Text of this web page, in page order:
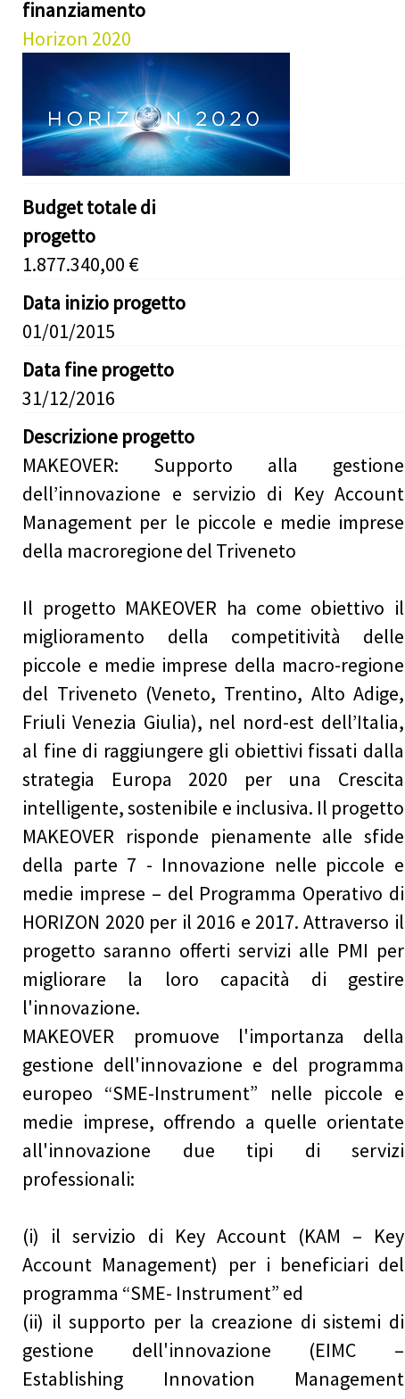
finanziamento
Horizon 2020
Budget totale di
progetto
1.877.340,00 €
Data inizio progetto
01/01/2015
Data fine progetto
31/12/2016
Descrizione progetto
MAKEOVER: Supporto alla gestione
dell’innovazione e servizio di Key Account
Management per le piccole e medie imprese
della macroregione del Triveneto
Il progetto MAKEOVER ha come obiettivo il
miglioramento della competitività delle
piccole e medie imprese della macro-regione
del Triveneto (Veneto, Trentino, Alto Adige,
Friuli Venezia Giulia), nel nord-est dell’Italia,
al fine di raggiungere gli obiettivi fissati dalla
strategia Europa 2020 per una Crescita
intelligente, sostenibile e inclusiva. Il progetto
MAKEOVER risponde pienamente alle sfide
della parte 7 - Innovazione nelle piccole e
medie imprese – del Programma Operativo di
HORIZON 2020 per il 2016 e 2017. Attraverso il
progetto saranno offerti servizi alle PMI per
migliorare la loro capacità di gestire
l'innovazione.
MAKEOVER promuove l'importanza della
gestione dell'innovazione e del programma
europeo “SME-Instrument” nelle piccole e
medie imprese, offrendo a quelle orientate
all'innovazione due tipi di servizi
professionali:
(i) il servizio di Key Account (KAM – Key
Account Management) per i beneficiari del
programma “SME- Instrument” ed
(ii) il supporto per la creazione di sistemi di
gestione dell'innovazione (EIMC –
Establishing Innovation Management